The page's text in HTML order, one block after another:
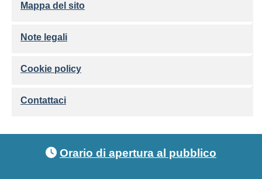
Mappa del sito
Note legali
Cookie policy
Contattaci
Orario di apertura al pubblico